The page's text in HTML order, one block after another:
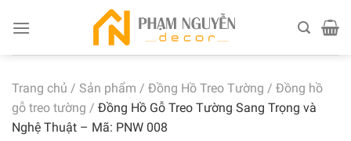
Trang chủ / Sản phẩm / Đồng Hồ Treo Tường / Đồng hồ
gỗ treo tường / Đồng Hồ Gỗ Treo Tường Sang Trọng và
Nghệ Thuật – Mã: PNW 008